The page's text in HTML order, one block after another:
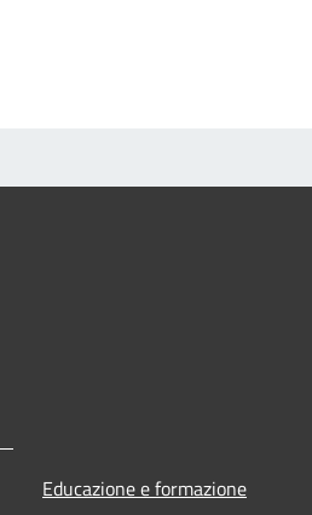
Educazione e formazione